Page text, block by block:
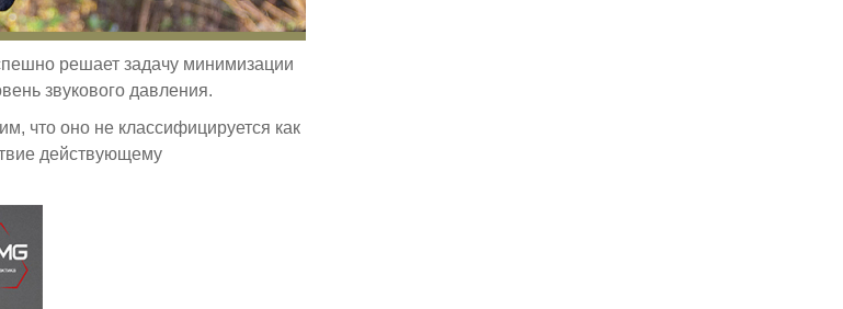
решает задачу минимизации
звукового давления.
что оно не классифицируется как
действующему